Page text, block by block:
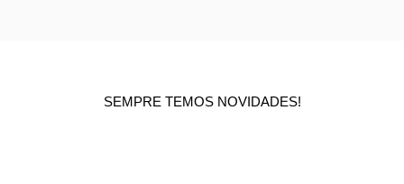
SEMPRE TEMOS NOVIDADES!